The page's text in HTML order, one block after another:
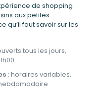
de shopping
aux petites
qu’il faut savoir sur les
tous les jours,
: horaires variables,